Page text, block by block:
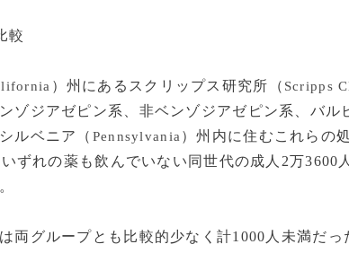
較
）州にあるスクリップス研究所（ Scripps
ゾジアゼピン系、非ベンゾジアゼピン系、バル
ルベニア（ Pennsylvania ）州内に住むこれらの
ずれの薬も飲んでいない同世代の成人2万3600
両グループとも比較的少なく計1000人未満だっ